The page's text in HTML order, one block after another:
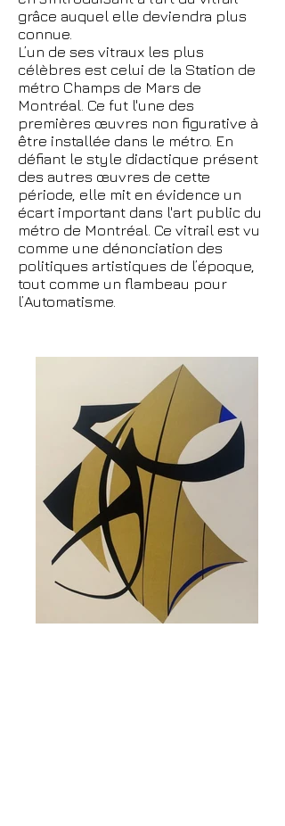
grâce auquel elle deviendra plus
connue.
L’un de ses vitraux les plus
célèbres est celui de la Station de
métro Champs de Mars de
Montréal. Ce fut l'une des
premières œuvres non figurative à
être installée dans le métro. En
défiant le style didactique présent
des autres œuvres de cette
période, elle mit en évidence un
écart important dans l'art public du
métro de Montréal. Ce vitrail est vu
comme une dénonciation des
politiques artistiques de l’époque,
tout comme un flambeau pour
l’Automatisme.